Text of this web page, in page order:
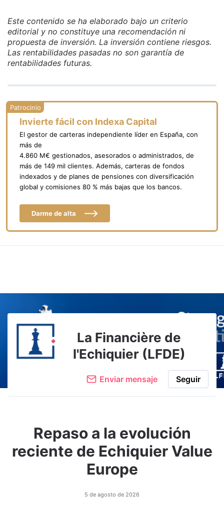
Este contenido se ha elaborado bajo un criterio
editorial y no constituye una recomendación ni
propuesta de inversión. La inversión contiene riesgos.
Las rentabilidades pasadas no son garantía de
rentabilidades futuras.
Invierte fácil con Indexa Capital
El gestor de carteras independiente líder en España, con
más de
4.860 M€ gestionados, asesorados o administrados, de
más de 149 mil clientes. Además, carteras de fondos
indexados y de planes de pensiones con diversificación
global y comisiones 80 % más bajas que los bancos.
Darme de alta
La Financière de
l'Echiquier (LFDE)
Enviar mensaje Seguir
Repaso a la evolución
reciente de Echiquier Value
Europe
5 de agosto de 2026